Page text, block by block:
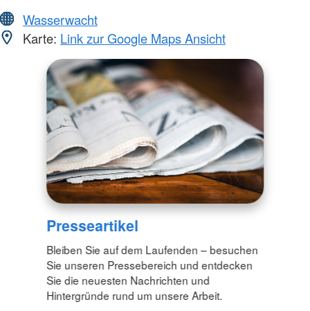
Wasserwacht
Karte: Link zur Google Maps Ansicht
Presseartikel
Bleiben Sie auf dem Laufenden – besuchen
Sie unseren Pressebereich und entdecken
Sie die neuesten Nachrichten und
Hintergründe rund um unsere Arbeit.